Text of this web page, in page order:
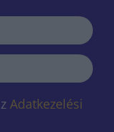
Adatkezelési